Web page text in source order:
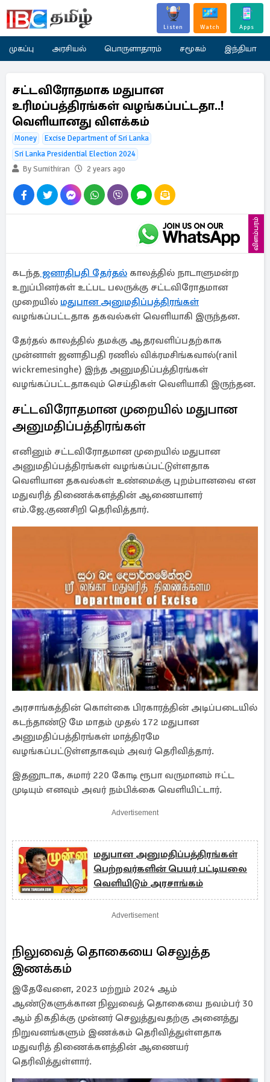
Listen Watch Apps
முகப்பு அரசியல் பொருளாதாரம் சமூகம் இந்தியா
சட்டவிரோதமாக மதுபான
உரிமப்பத்திரங்கள் வழங்கப்பட்டதா..!
வெளியானது விளக்கம்
Money
Excise Department of Sri Lanka
Sri Lanka Presidential Election 2024
By Sumithiran
2 years ago
விளம்பரம்
கடந்த ஜனாதிபதி தேர்தல் காலத்தில் நாடாளுமன்ற
உறுப்பினர்கள் உட்பட பலருக்கு சட்டவிரோதமான
முறையில் மதுபான அனுமதிப்பத்திரங்கள்
வழங்கப்பட்டதாக தகவல்கள் வெளியாகி இருந்தன.
தேர்தல் காலத்தில் தமக்கு ஆதரவளிப்பதற்காக
முன்னாள் ஜனாதிபதி ரணில் விக்ரமசிங்கவால்(ranil
wickremesinghe) இந்த அனுமதிப்பத்திரங்கள்
வழங்கப்பட்டதாகவும் செய்திகள் வெளியாகி இருந்தன.
சட்டவிரோதமான முறையில் மதுபான
அனுமதிப்பத்திரங்கள்
எனினும் சட்டவிரோதமான முறையில் மதுபான
அனுமதிப்பத்திரங்கள் வழங்கப்பட்டுள்ளதாக
வெளியான தகவல்கள் உண்மைக்கு புறம்பானவை என
மதுவரித் திணைக்களத்தின் ஆணையாளர்
எம்.ஜே.குணசிறி தெரிவித்தார்.
அரசாங்கத்தின் கொள்கை பிரகாரத்தின் அடிப்படையில்
கடந்தாண்டு மே மாதம் முதல் 172 மதுபான
அனுமதிப்பத்திரங்கள் மாத்திரமே
வழங்கப்பட்டுள்ளதாகவும் அவர் தெரிவித்தார்.
இதனூடாக, சுமார் 220 கோடி ரூபா வருமானம் ஈட்ட
முடியும் எனவும் அவர் நம்பிக்கை வெளியிட்டார்.
Advertisement
மதுபான அனுமதிப்பத்திரங்கள்
பெற்றவர்களின் பெயர் பட்டியலை
வெளியிடும் அரசாங்கம்
Advertisement
நிலுவைத் தொகையை செலுத்த
இணக்கம்
இதேவேளை, 2023 மற்றும் 2024 ஆம்
ஆண்டுகளுக்கான நிலுவைத் தொகையை நவம்பர் 30
ஆம் திகதிக்கு முன்னர் செலுத்துவதற்கு அனைத்து
நிறுவனங்களும் இணக்கம் தெரிவித்துள்ளதாக
மதுவரித் திணைக்களத்தின் ஆணையர்
தெரிவித்துள்ளார்.